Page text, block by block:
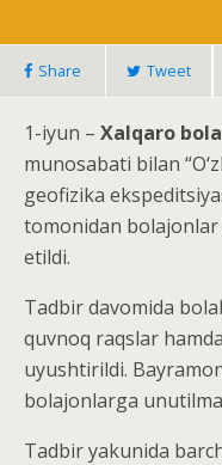
Share Tweet
1-iyun – Xalqaro
munosabati bilan
geofizika
tomonidan
etildi.
Tadbir davomida
quvnoq raqslar
uyushtirildi.
bolajonlarga
Tadbir yakunida